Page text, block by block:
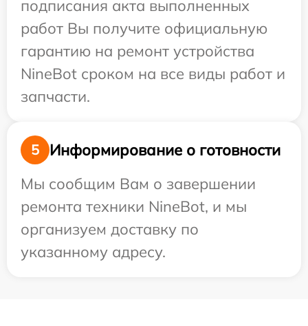
подписания акта выполненных
работ Вы получите официальную
гарантию на ремонт устройства
NineBot сроком на все виды работ и
запчасти.
5
Информирование о готовности
Мы сообщим Вам о завершении
ремонта техники NineBot, и мы
организуем доставку по
указанному адресу.